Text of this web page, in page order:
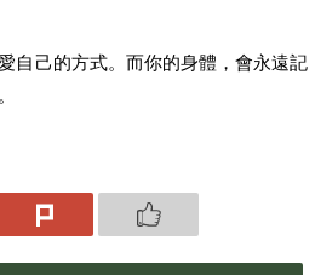
自己的方式。而你的身體，會永遠記